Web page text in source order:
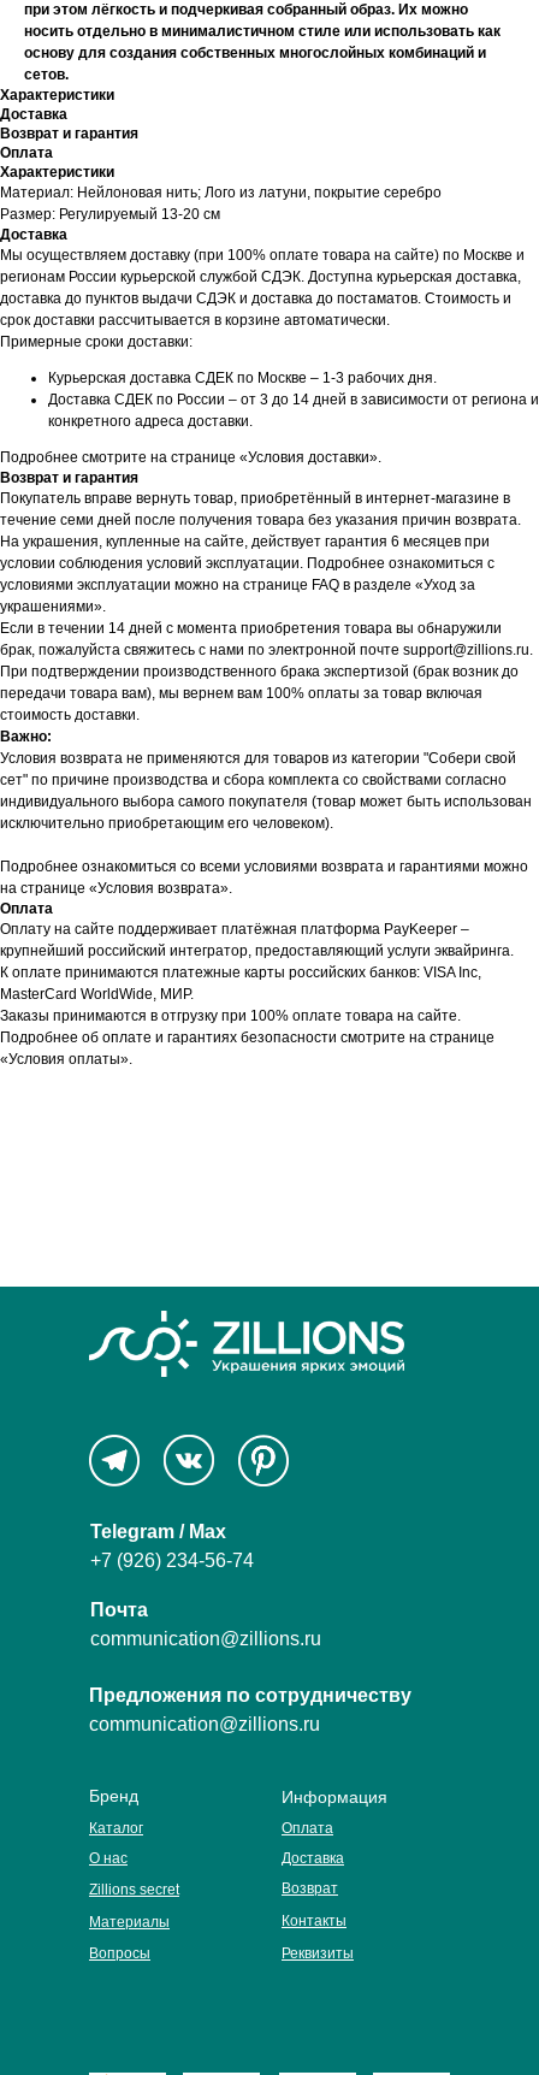
при этом лёгкость и подчеркивая собранный образ. Их можно
носить отдельно в минималистичном стиле или использовать как
основу для создания собственных многослойных комбинаций и
сетов.
Характеристики
Доставка
Возврат и гарантия
Оплата
Характеристики
Материал: Нейлоновая нить; Лого из латуни, покрытие серебро
Размер: Регулируемый 13-20 см
Доставка
Мы осуществляем доставку (при 100% оплате товара на сайте) по Москве и
регионам России курьерской службой СДЭК. Доступна курьерская доставка,
доставка до пунктов выдачи СДЭК и доставка до постаматов. Стоимость и
срок доставки рассчитывается в корзине автоматически.
Примерные сроки доставки:
Курьерская доставка СДЕК по Москве – 1-3 рабочих дня.
Доставка СДЕК по России – от 3 до 14 дней в зависимости от региона и
конкретного адреса доставки.
Подробнее смотрите на странице «Условия доставки».
Возврат и гарантия
Покупатель вправе вернуть товар, приобретённый в интернет-магазине в
течение семи дней после получения товара без указания причин возврата.
На украшения, купленные на сайте, действует гарантия 6 месяцев при
условии соблюдения условий эксплуатации. Подробнее ознакомиться с
условиями эксплуатации можно на странице FAQ в разделе «Уход за
украшениями».
Если в течении 14 дней с момента приобретения товара вы обнаружили
брак, пожалуйста свяжитесь с нами по электронной почте support@zillions.ru.
При подтверждении производственного брака экспертизой (брак возник до
передачи товара вам), мы вернем вам 100% оплаты за товар включая
стоимость доставки.
Важно:
Условия возврата не применяются для товаров из категории "Собери свой
сет" по причине производства и сбора комплекта со свойствами согласно
индивидуального выбора самого покупателя (товар может быть использован
исключительно приобретающим его человеком).
Подробнее ознакомиться со всеми условиями возврата и гарантиями можно
на странице «Условия возврата».
Оплата
Оплату на сайте поддерживает платёжная платформа PayKeeper –
крупнейший российский интегратор, предоставляющий услуги эквайринга.
К оплате принимаются платежные карты российских банков: VISA Inc,
MasterCard WorldWide, МИР.
Заказы принимаются в отгрузку при 100% оплате товара на сайте.
Подробнее об оплате и гарантиях безопасности смотрите на странице
«Условия оплаты».
Предложения по сотрудничеству
communication@zillions.ru
Почта
communication@zillions.ru
Контакты
Вопросы
Материалы
О нас
Zillions secret
Возврат
Доставка
Оплата
Реквизиты
Информация
Бренд
Каталог
Telegram / Max
+7 (926) 234-56-74